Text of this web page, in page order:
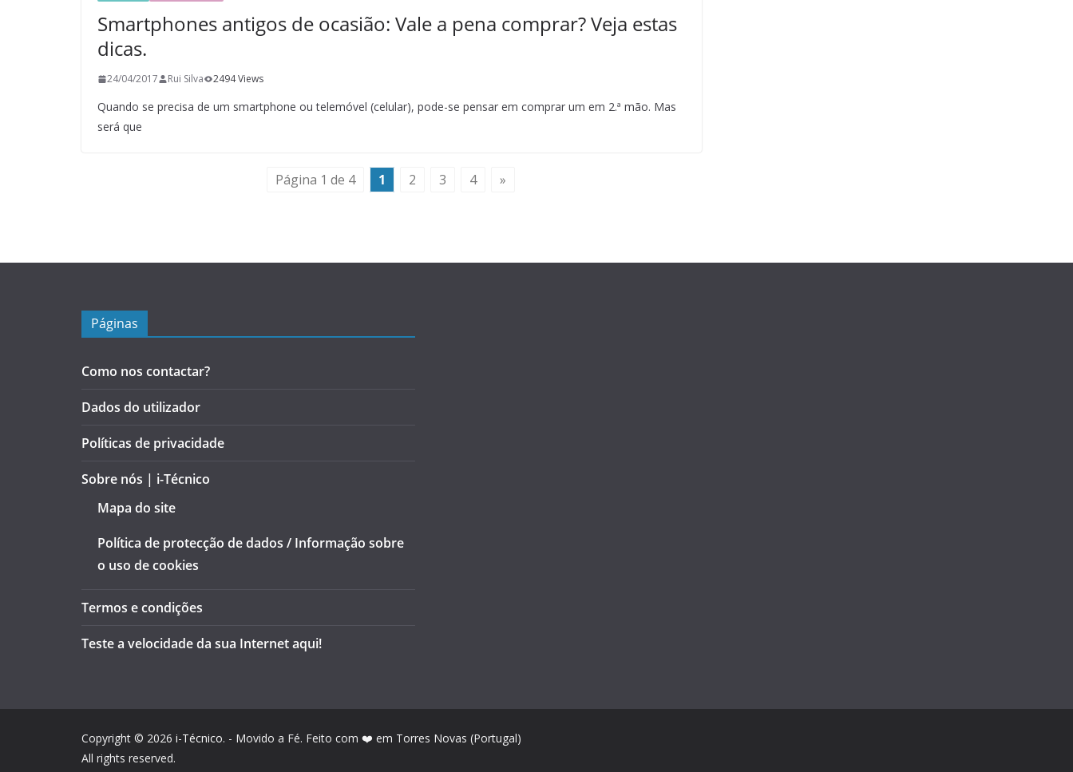
Smartphones antigos de ocasião: Vale a pena comprar? Veja estas
dicas.
24/04/2017 Rui Silva 2494 Views
Quando se precisa de um smartphone ou telemóvel (celular), pode-se pensar em comprar um em 2.ª mão. Mas
será que
Página 1 de 4 1 2 3 4 »
Páginas
Como nos contactar?
Dados do utilizador
Políticas de privacidade
Sobre nós | i-Técnico
Mapa do site
Política de protecção de dados / Informação sobre
o uso de cookies
Termos e condições
Teste a velocidade da sua Internet aqui!
Copyright © 2026 i-Técnico. - Movido a Fé. Feito com ❤️ em Torres Novas (Portugal)
All rights reserved.